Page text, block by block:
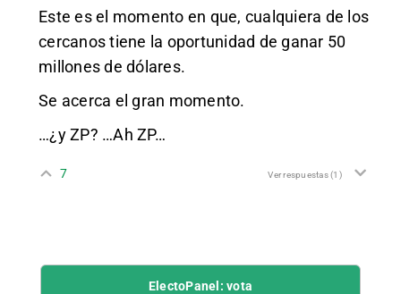
Este es el momento en que, cualquiera de los
cercanos tiene la oportunidad de ganar 50
millones de dólares.
Se acerca el gran momento.
…¿y ZP? …Ah ZP…
7 Ver respuestas(1)
ElectoPanel: vota